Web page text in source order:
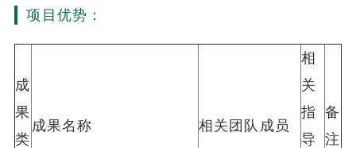
项目优势：
成
果
类
成果名称 相关团队成员
相
关
指
导
备
注